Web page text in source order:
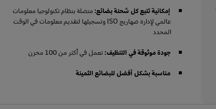
إمكانية تتبع كل شحنة بضائع:متصلة بنظام تكنولوجيا معلومات
عالمي لإدارة صهاريج ISO وتسجيلها لتقديم معلومات في الوقت
المحدد
جودة موثوقة في التنظيف:تعمل في أكثر من 100 مخزن
مناسبة بشكل أفضل للبضائع الثمينة